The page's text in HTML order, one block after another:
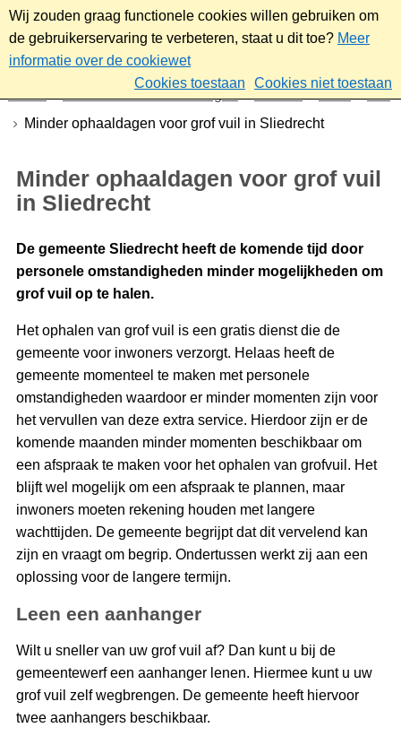
Wij zouden graag functionele cookies willen gebruiken om
de gebruikerservaring te verbeteren, staat u dit toe? Meer
informatie over de cookiewet
Cookies toestaan
Cookies niet toestaan
Nieuws & bekendmakingen Nieuws 2026
Mei
Minder ophaaldagen voor grof vuil in Sliedrecht
Minder ophaaldagen voor grof vuil
in Sliedrecht
De gemeente Sliedrecht heeft de komende tijd door
personele omstandigheden minder mogelijkheden om
grof vuil op te halen.
Het ophalen van grof vuil is een gratis dienst die de
gemeente voor inwoners verzorgt. Helaas heeft de
gemeente momenteel te maken met personele
omstandigheden waardoor er minder momenten zijn voor
het vervullen van deze extra service. Hierdoor zijn er de
komende maanden minder momenten beschikbaar om
een afspraak te maken voor het ophalen van grofvuil. Het
blijft wel mogelijk om een afspraak te plannen, maar
inwoners moeten rekening houden met langere
wachttijden. De gemeente begrijpt dat dit vervelend kan
zijn en vraagt om begrip. Ondertussen werkt zij aan een
oplossing voor de langere termijn.
Leen een aanhanger
Wilt u sneller van uw grof vuil af? Dan kunt u bij de
gemeentewerf een aanhanger lenen. Hiermee kunt u uw
grof vuil zelf wegbrengen. De gemeente heeft hiervoor
twee aanhangers beschikbaar.